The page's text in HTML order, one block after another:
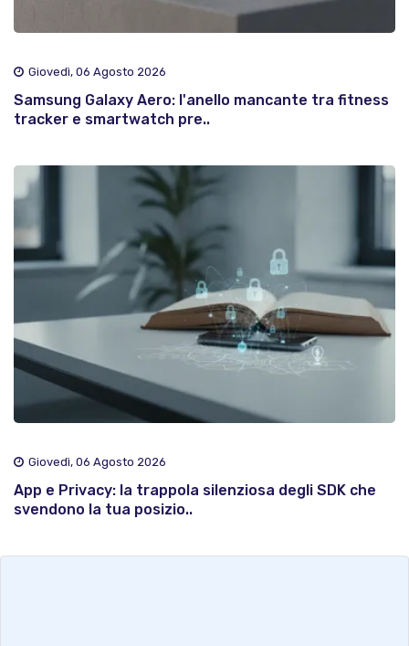
Giovedì, 06 Agosto 2026
Samsung Galaxy Aero: l'anello mancante tra fitness
tracker e smartwatch pre..
Giovedì, 06 Agosto 2026
App e Privacy: la trappola silenziosa degli SDK che
svendono la tua posizio..